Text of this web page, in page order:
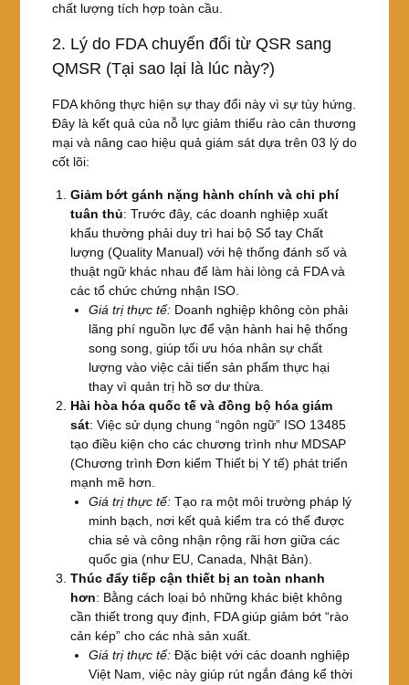
chất lượng tích hợp toàn cầu.
2. Lý do FDA chuyển đổi từ QSR sang
QMSR (Tại sao lại là lúc này?)
FDA không thực hiện sự thay đổi này vì sự tùy hứng.
Đây là kết quả của nỗ lực giảm thiểu rào cản thương
mại và nâng cao hiệu quả giám sát dựa trên 03 lý do
cốt lõi:
Giảm bớt gánh nặng hành chính và chi phí
tuân thủ: Trước đây, các doanh nghiệp xuất
khẩu thường phải duy trì hai bộ Sổ tay Chất
lượng (Quality Manual) với hệ thống đánh số và
thuật ngữ khác nhau để làm hài lòng cả FDA và
các tổ chức chứng nhận ISO.
Giá trị thực tế:Doanh nghiệp không còn phải
lãng phí nguồn lực để vận hành hai hệ thống
song song, giúp tối ưu hóa nhân sự chất
lượng vào việc cải tiến sản phẩm thực hại
thay vì quản trị hồ sơ dư thừa.
Hài hòa hóa quốc tế và đồng bộ hóa giám
sát: Việc sử dụng chung “ngôn ngữ” ISO 13485
tạo điều kiện cho các chương trình như MDSAP
(Chương trình Đơn kiểm Thiết bị Y tế) phát triển
mạnh mẽ hơn.
Giá trị thực tế:Tạo ra một môi trường pháp lý
minh bạch, nơi kết quả kiểm tra có thể được
chia sẻ và công nhận rộng rãi hơn giữa các
quốc gia (như EU, Canada, Nhật Bản).
Thúc đẩy tiếp cận thiết bị an toàn nhanh
hơn: Bằng cách loại bỏ những khác biệt không
cần thiết trong quy định, FDA giúp giảm bớt “rào
cản kép” cho các nhà sản xuất.
Giá trị thực tế:Đặc biệt với các doanh nghiệp
Việt Nam, việc này giúp rút ngắn đáng kể thời